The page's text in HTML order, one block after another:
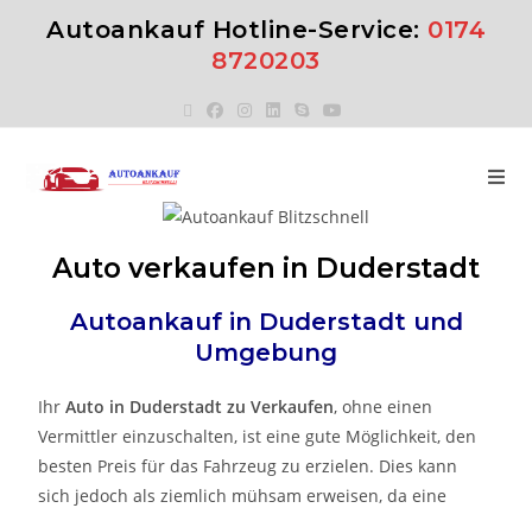
Autoankauf Hotline-Service: 0174
8720203
Auto verkaufen in Duderstadt
Autoankauf in Duderstadt und
Umgebung
IhrAuto in DuderstadtzuVerkaufen, ohne einen
Vermittler einzuschalten, ist eine gute Möglichkeit, den
besten Preis für das Fahrzeug zu erzielen. Dies kann
sich jedoch als ziemlich mühsam erweisen, da eine